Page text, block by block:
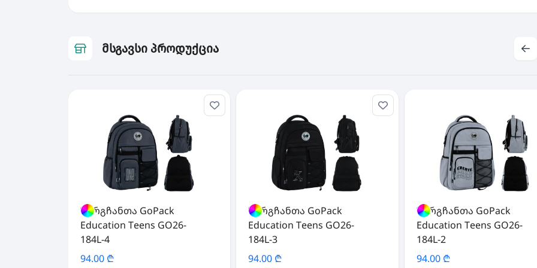
მსგავსი პროდუქცია
ზურგჩანთა GoPack
Education Teens GO26-
184L-4
94.00 ₾
ზურგჩანთა GoPack
Education Teens GO26-
184L-3
94.00 ₾
ზურგჩანთა GoPack
Education Teens GO26-
184L-2
94.00 ₾